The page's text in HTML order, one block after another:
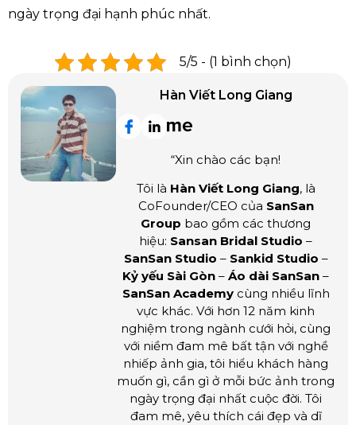
ngày trọng đại hạnh phúc nhất.
5/5 - (1 bình chọn)
Hàn Viết Long Giang
“Xin chào các bạn!
Tôi là Hàn Viết Long Giang, là
CoFounder/CEO của SanSan
Group bao gồm các thương
hiệu: Sansan Bridal Studio –
SanSan Studio – Sankid Studio –
Kỷ yếu Sài Gòn – Áo dài SanSan –
SanSan Academycùng nhiều lĩnh
vực khác. Với hơn 12 năm kinh
nghiệm trong ngành cưới hỏi, cùng
với niềm đam mê bất tận với nghề
nhiếp ảnh gia, tôi hiểu khách hàng
muốn gì, cần gì ở mỗi bức ảnh trong
ngày trọng đại nhất cuộc đời. Tôi
đam mê, yêu thích cái đẹp và dĩ